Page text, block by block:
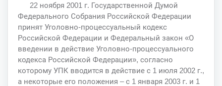
22 ноября 2001 г. Государственной Думой
Федерального Собрания Российской Федерации
принят Уголовно-процессуальный кодекс
Российской Федерации и Федеральный закон «О
введении в действие Уголовно-процессуального
кодекса Российской Федерации», согласно
которому УПК вводится в действие с 1 июля 2002 г.,
а некоторые его положения – с 1 января 2003 г. и 1